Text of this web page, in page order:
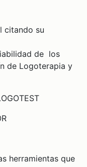
citando su
de los
de Logoterapia y
herramientas que